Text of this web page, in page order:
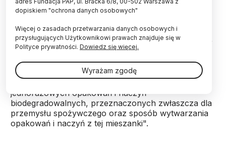
Łódzkiej. Rozwiązanie zostało zgłoszone do
ochrony patentowej.
Wynalazek opracowany przez zespół badaczek - dr
inż. Joannę Grzelczyk, dr inż. Ilonę Gałązkę-
Czarnecką i dr inż. Joannę Oracz z Wydziału
Biotechnologii i Nauki o Żywności Politechniki
jednorazowych opakowań i naczyń
biodegradowalnych, przeznaczonych zwłaszcza dla
przemysłu spożywczego oraz sposób wytwarzania
opakowań i naczyń z tej mieszanki".
dopiskiem "ochrona danych osobowych"
Więcej o zasadach przetwarzania danych osobowych i
przysługujących Użytkownikowi prawach znajduje się w
Polityce prywatności. Dowiedz się więcej.
Wyrażam zgodę